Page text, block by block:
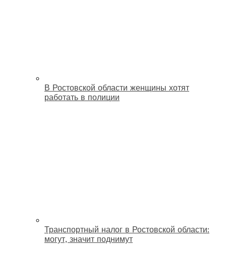
В Ростовской области женщины хотят
работать в полиции
Транспортный налог в Ростовской области:
могут, значит поднимут